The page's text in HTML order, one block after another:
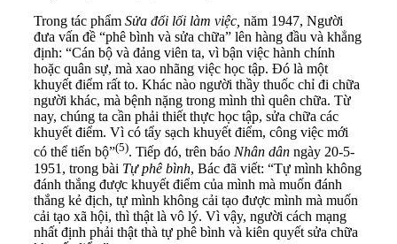
Trong tác phẩm Sửa đổi lối làm việc, năm 1947, Người
đưa vấn đề “phê bình và sửa chữa” lên hàng đầu và khẳng
định: “Cán bộ và đảng viên ta, vì bận việc hành chính
hoặc quân sự, mà xao nhãng việc học tập. Đó là một
khuyết điểm rất to. Khác nào người thầy thuốc chỉ đi chữa
người khác, mà bệnh nặng trong mình thì quên chữa. Từ
nay, chúng ta cần phải thiết thực học tập, sửa chữa các
khuyết điểm. Vì có tẩy sạch khuyết điểm, công việc mới
có thể tiến bộ”(5). Tiếp đó, trên báo Nhân dân ngày 20-5-
1951, trong bài Tự phê bình, Bác đã viết: “Tự mình không
đánh thắng được khuyết điểm của mình mà muốn đánh
thắng kẻ địch, tự mình không cải tạo được mình mà muốn
cải tạo xã hội, thì thật là vô lý. Vì vậy, người cách mạng
nhất định phải thật thà tự phê bình và kiên quyết sửa chữa